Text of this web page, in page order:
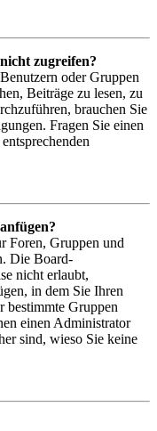
zugreifen?
oder Gruppen
Beiträge zu lesen, zu
brauchen Sie
Fragen Sie einen
Foren, Gruppen und
Die Board-
nicht erlaubt,
in dem Sie Ihren
bestimmte Gruppen
einen Administrator
sind, wieso Sie keine